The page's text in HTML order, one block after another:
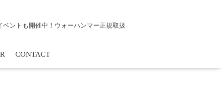
ントも開催中！ウォーハンマー正規取扱
CONTACT